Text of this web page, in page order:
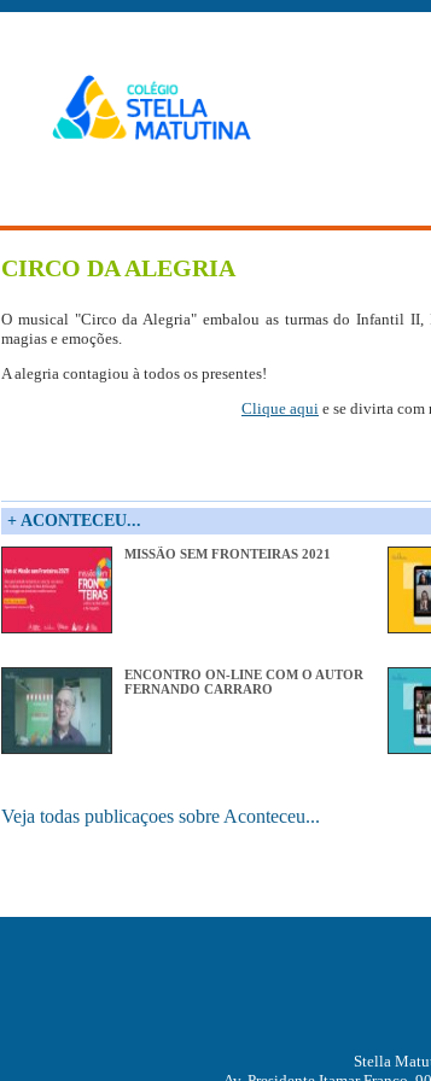
CIRCO DA ALEGRIA
O musical "Circo da Alegria" embalou as turmas do Infantil
magias e emoções.
A alegria contagiou à todos os presentes!
Clique aqui e se divirta com
+ ACONTECEU...
MISSÃO SEM FRONTEIRAS 2021
ENCONTRO ON-LINE COM O AUTOR
FERNANDO CARRARO
Veja todas publicaçoes sobre Aconteceu...
Stella